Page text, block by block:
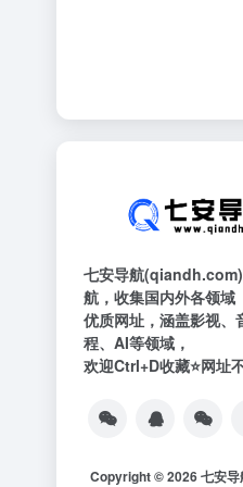
七安导航
航，收集国内外各领域
优质网址，涵盖影视、
程、AI等领域，
欢迎Ctrl+D收藏⭐网址
Copyright © 2026七安导